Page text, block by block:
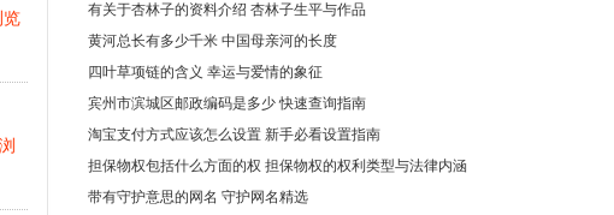
览
浏
有关于杏林子的资料介绍 杏林子生平与作品
黄河总长有多少千米 中国母亲河的长度
四叶草项链的含义 幸运与爱情的象征
宾州市滨城区邮政编码是多少 快速查询指南
淘宝支付方式应该怎么设置 新手必看设置指南
担保物权包括什么方面的权 担保物权的权利类型与法律内涵
带有守护意思的网名 守护网名精选